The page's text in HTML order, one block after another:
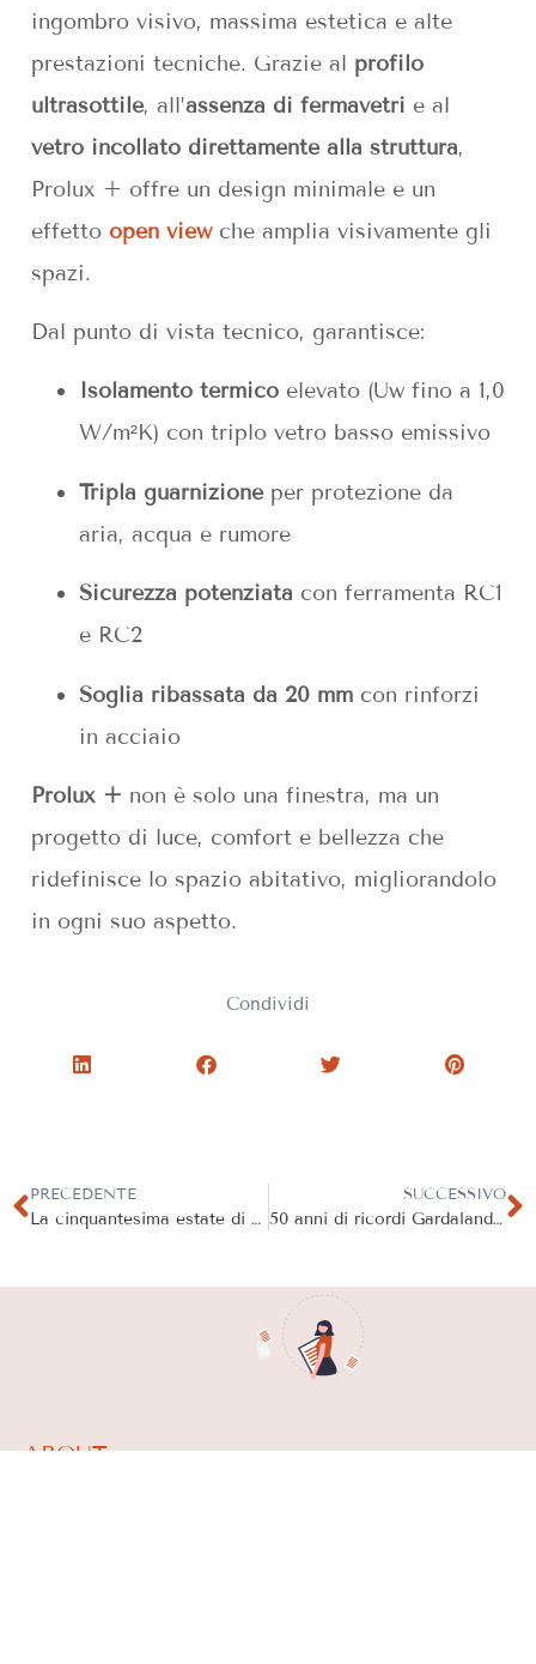
ingombro visivo, massima estetica e alte
prestazioni tecniche. Grazie al profilo
ultrasottile, all’assenza di fermavetri e al
vetro incollato direttamente alla struttura,
Prolux + offre un design minimale e un
effetto open viewche amplia visivamente gli
spazi.
Dal punto di vista tecnico, garantisce:
Isolamento termico elevato (Uw fino a 1,0
W/m²K) con triplo vetro basso emissivo
Tripla guarnizioneper protezione da
aria, acqua e rumore
Sicurezza potenziata con ferramenta RC1
e RC2
Soglia ribassata da 20 mm con rinforzi
in acciaio
Prolux + non è solo una finestra, ma un
progetto di luce, comfort e bellezza che
ridefinisce lo spazio abitativo, migliorandolo
in ogni suo aspetto.
Condividi
PRECEDENTE
La cinquantesima estate di Gardaland Resort:
SUCCESSIVO
50 anni di ricordi Gardaland da collezionare!
ABOUT